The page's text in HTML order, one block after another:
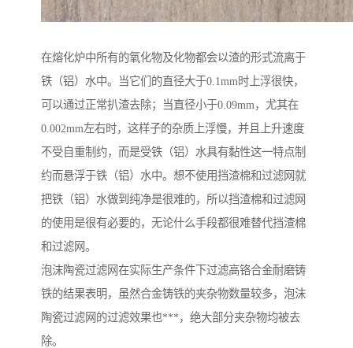
在熔化炉中所有的氧化物及化物都会以渣的形式流离于
铁（铝）水中。当它们的直径大于0.1mm时上浮很快，
可以通过正常扒渣去除；当直径小于0.09mm，尤其在
0.002mm左右时，这样子的杂质上浮慢，并且上升速度
不受自重制约，而是受铁（铝）水具有黏性这一特点制
约而悬浮于铁（铝）水中。想不使用挡渣棉和过滤网就
把铁（铝）水做到纯净是很难的，所以挡渣棉和过滤网
的使用是很有必要的，无论什么手段都很难替代挡渣棉
和过滤网。
泡沫陶瓷过滤网在实际生产条件下过滤高铬合金耐磨铸
铁的结果表明，虽然合金铸铁的夹杂物数量较多，泡沫
陶瓷过滤网的过滤效果也***，绝大部分夹杂物均被去
除。